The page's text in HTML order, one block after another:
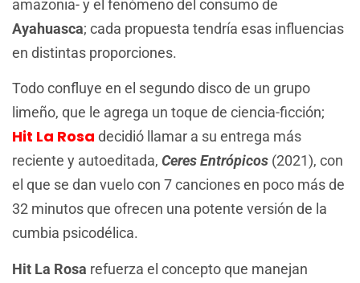
amazonia- y el fenómeno del consumo de
Ayahuasca; cada propuesta tendría esas influencias
en distintas proporciones.
Todo confluye en el segundo disco de un grupo
limeño, que le agrega un toque de ciencia-ficción;
Hit La Rosa decidió llamar a su entrega más
reciente y autoeditada, Ceres Entrópicos (2021), con
el que se dan vuelo con 7 canciones en poco más de
32 minutos que ofrecen una potente versión de la
cumbia psicodélica.
Hit La Rosa refuerza el concepto que manejan